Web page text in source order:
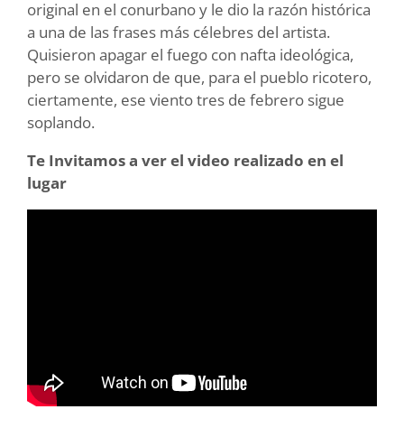
original en el conurbano y le dio la razón histórica
a una de las frases más célebres del artista.
Quisieron apagar el fuego con nafta ideológica,
pero se olvidaron de que, para el pueblo ricotero,
ciertamente, ese viento tres de febrero sigue
soplando.
Te Invitamos a ver el video realizado en el
lugar